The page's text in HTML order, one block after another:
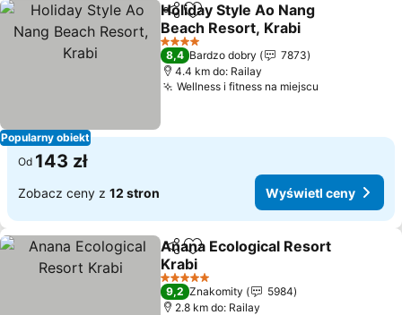
Popularny obiekt
Udostępnij
Dodaj do ulubionych
Holiday Style Ao Nang
Beach Resort, Krabi
Wyświetl ceny
4 Kategoria
8,4 Bardzo dobry
7873
4.4 km do: Railay
Wellness i fitness na miejscu
Od 143 zł
Zobacz ceny z 12 stron Wyświetl ceny
Udostępnij
Dodaj do ulubionych
Anana Ecological Resort
Krabi
Wyświetl ceny
5 Kategoria
9,2 Znakomity
5984
2.8 km do: Railay